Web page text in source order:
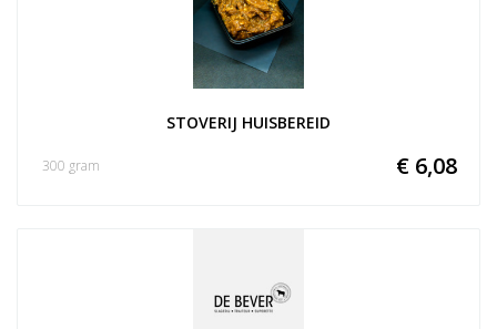
STOVERIJ HUISBEREID
€ 6,08
300 gram